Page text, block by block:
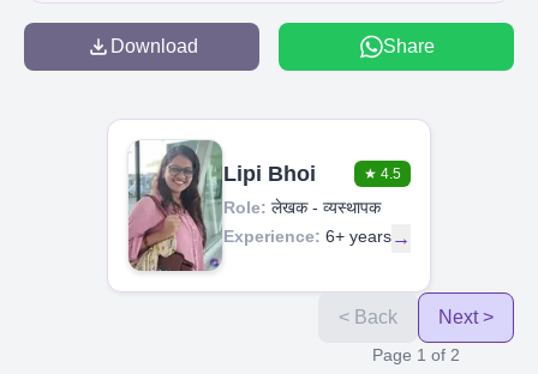
Download Share
Lipi Bhoi ★ 4.5
Role: लेखक - व्यस्थापक
Experience: 6+ years→
< Back Next >
Page 1 of 2